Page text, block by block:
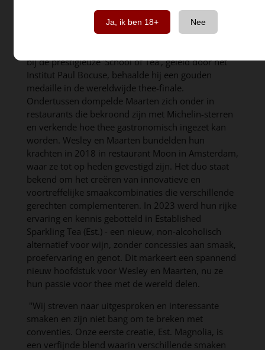
Ja, ik ben 18+ Nee
decennium geleden. In 2013, na ervaring te hebben
opgedaan in diverse gerenommeerde restaurants,
begon Wesley aan een wereldwijde zoektocht naar
bij de prestigieuze 'School of Tea', geleid door het
Institut Paul Bocuse, behaalde hij een gouden
medaille in de wereldwijde thee-finale.
Ondertussen dompelde Maarten zich onder in
restaurants die bekroond zijn met Michelin-sterren
en verkende hoe thee gastronomisch ingezet kan
worden. Wesley en Maarten bundelden hun
krachten in 2018 in restaurant Moon in Amsterdam,
waar ze tot op heden gevestigd zijn. Het duo staat
bekend om het creëren van innovatieve en
voortreffelijke smaakcombinaties die verschillende
gerechten complementeren. In 2023 werd hun rijke
ervaring en kennis gebotteld in Established
Sparkling Tea (Est.) - een nieuw, non-alcoholisch
alternatief voor wijn, zonder concessies aan smaak,
proefervaring en genot. Dit markeert een spannend
nieuw hoofdstuk voor Wesley en Maarten, nu ze
hun passie voor thee met de wereld delen.
"Wij streven naar uitgesproken en interessante
smaken en zijn niet bang om te breken met
conventies. Onze eerste creatie, Est. Magnolia, is
een verfijnde blend waarin verschillende smaken